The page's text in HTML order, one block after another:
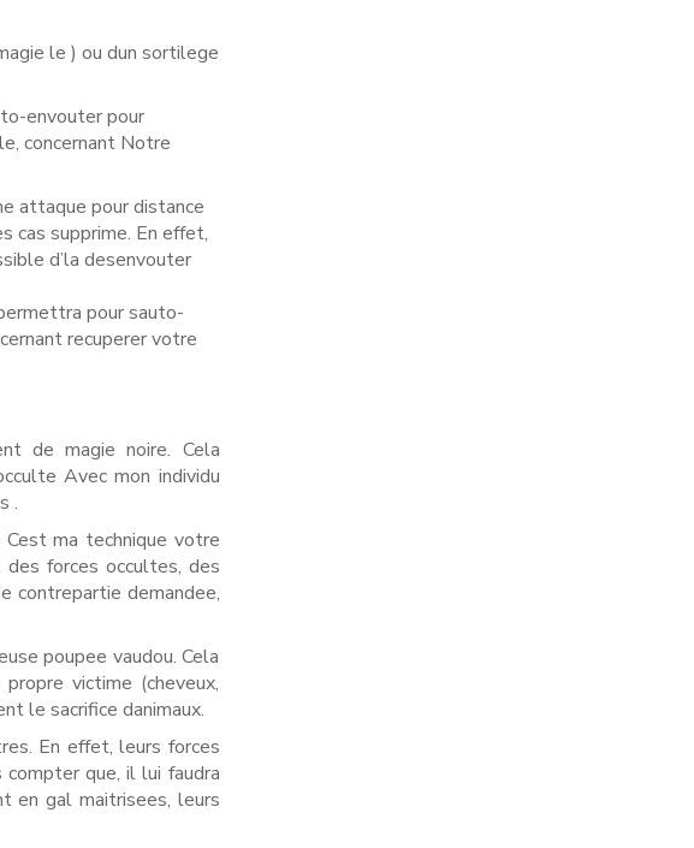
le ) ou dun sortilege
envouter pour
concernant Notre
attaque pour distance
cas supprime. En effet,
d’la desenvouter
pour sauto-
recuperer votre
de magie noire. Cela
Avec mon individu
.
ma technique votre
forces occultes, des
contrepartie demandee,
poupee vaudou. Cela
victime (cheveux,
le sacrifice danimaux.
En effet, leurs forces
que, il lui faudra
en gal maitrisees, leurs